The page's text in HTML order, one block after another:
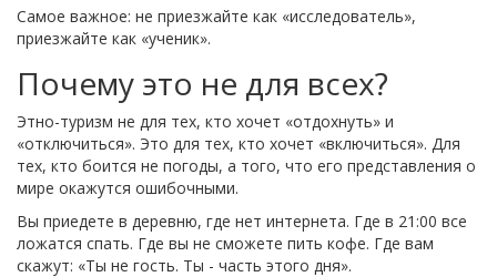
Самое важное: не приезжайте как «исследователь»,
приезжайте как «ученик».
Почему это не для всех?
Этно-туризм не для тех, кто хочет «отдохнуть» и
«отключиться». Это для тех, кто хочет «включиться». Для
тех, кто боится не погоды, а того, что его представления о
мире окажутся ошибочными.
Вы приедете в деревню, где нет интернета. Где в 21:00 все
ложатся спать. Где вы не сможете пить кофе. Где вам
скажут: «Ты не гость. Ты - часть этого дня».